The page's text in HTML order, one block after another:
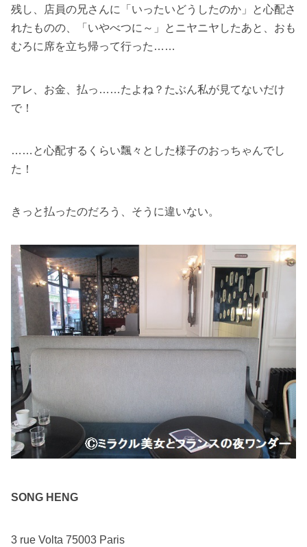
残し、店員の兄さんに「いったいどうしたのか」と心配さ
れたものの、「いやべつに～」とニヤニヤしたあと、おも
むろに席を立ち帰って行った……
アレ、お金、払っ……たよね？たぶん私が見てないだけ
で！
……と心配するくらい飄々とした様子のおっちゃんでし
た！
きっと払ったのだろう、そうに違いない。
SONG HENG
3 rue Volta 75003 Paris